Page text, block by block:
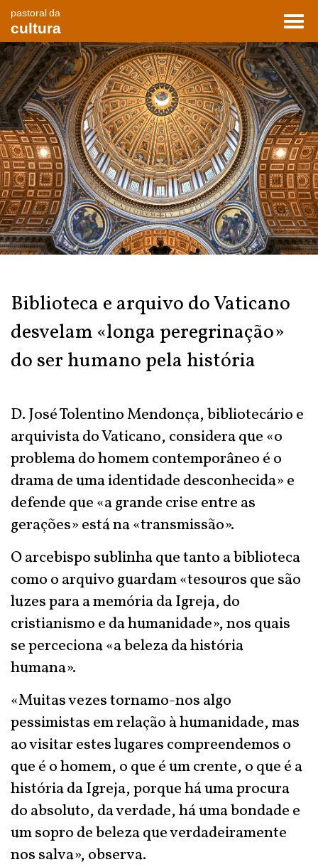
pastoral da
cultura
Biblioteca e arquivo do Vaticano
desvelam «longa peregrinação»
do ser humano pela história
D. José Tolentino Mendonça, bibliotecário e
arquivista do Vaticano, considera que «o
problema do homem contemporâneo é o
drama de uma identidade desconhecida» e
defende que «a grande crise entre as
gerações» está na «transmissão».
O arcebispo sublinha que tanto a biblioteca
como o arquivo guardam «tesouros que são
luzes para a memória da Igreja, do
cristianismo e da humanidade», nos quais
se perceciona «a beleza da história
humana».
«Muitas vezes tornamo-nos algo
pessimistas em relação à humanidade, mas
ao visitar estes lugares compreendemos o
que é o homem, o que é um crente, o que é a
história da Igreja, porque há uma procura
do absoluto, da verdade, há uma bondade e
um sopro de beleza que verdadeiramente
nos salva», observa.